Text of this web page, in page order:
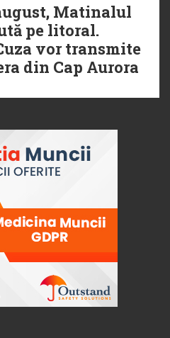
Matinalul
pe litoral.
vor transmite
din Cap Aurora